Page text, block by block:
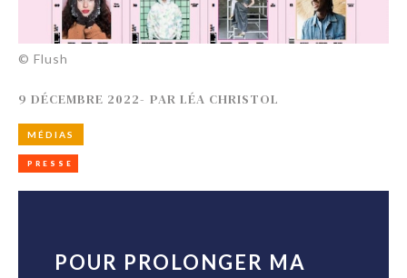
© Flush
9 DÉCEMBRE 2022- PAR LÉA CHRISTOL
MÉDIAS
PRESSE
POUR PROLONGER MA